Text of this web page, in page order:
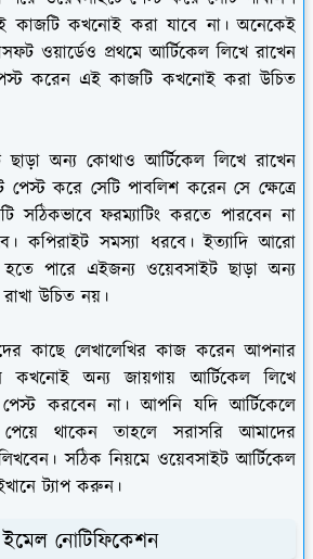
কাজটি কখনোই করা যাবে না। অনেকেই
ওয়ার্ডেও প্রথমে আর্টিকেল লিখে রাখেন
করেন এই কাজটি কখনোই করা উচিত
অন্য কোথাও আর্টিকেল লিখে রাখেন
পেস্ট করে সেটি পাবলিশ করেন সে ক্ষেত্রে
সঠিকভাবে ফরম্যাটিং করতে পারবেন না
কপিরাইট সমস্যা ধরবে। ইত্যাদি আরো
পারে এইজন্য ওয়েবসাইট ছাড়া অন্য
উচিত নয়।
কাছে লেখালেখির কাজ করেন আপনার
অন্য জায়গায় আর্টিকেল লিখে
করবেন না। আপনি যদি আর্টিকেলে
থাকেন তাহলে সরাসরি আমাদের
সঠিক নিয়মে ওয়েবসাইট আর্টিকেল
ট্যাপ করুন।
নোটিফিকেশন